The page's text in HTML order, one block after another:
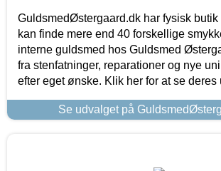
GuldsmedØstergaard.dk har fysisk butik
kan finde mere end 40 forskellige
interne guldsmed hos Guldsmed
fra stenfatninger, reparationer og nye
efter eget ønske. Klik her for at se deres
Se udvalget på